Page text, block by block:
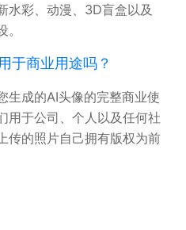
水彩、动漫、3D盲盒以及
于商业用途吗？
生成的AI头像的完整商业使
用于公司、个人以及任何社
传的照片自己拥有版权为前